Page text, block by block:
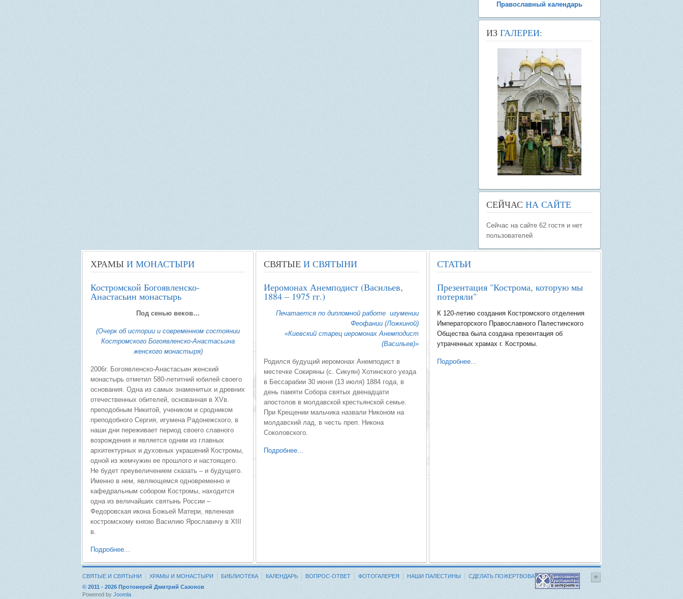
Православный календарь
ИЗ ГАЛЕРЕИ:
СЕЙЧАС НА САЙТЕ
Сейчас на сайте 62 гостя и нет
пользователей
ХРАМЫ И МОНАСТЫРИ
Костромской Богоявленско-
Анастасьин монастырь
Под сенью веков…
(Очерк об истории и современном состоянии
Костромского Богоявленско-Анастасьина
женского монастыря)
2006г. Богоявленско-Анастасьин женский
монастырь отметил 580-летитний юбилей своего
основания. Одна из самых знаменитых и древних
отечественных обителей, основанная в XVв.
преподобным Никитой, учеником и сродником
преподобного Сергия, игумена Радонежского, в
наши дни переживает период своего славного
возрождения и является одним из главных
архитектурных и духовных украшений Костромы,
одной из жемчужин ее прошлого и настоящего.
Не будет преувеличением сказать – и будущего.
Именно в нем, являющемся одновременно и
кафедральным собором Костромы, находится
одна из величайших святынь России –
Федоровская икона Божьей Матери, явленная
костромскому князю Василию Ярославичу в XIII
в.
Подробнее...
СВЯТЫЕ И СВЯТЫНИ
Иеромонах Анемподист (Васильев,
1884 – 1975 гг.)
Печатается по дипломной работе игумении
Феофании (Ложкиной)
«Киевский старец иеромонах Анемподист
(Васильев)»
Родился будущий иеромонах Анемподист в
местечке Сокиряны (с. Сикуян) Хотинского уезда
в Бессарабии 30 июня (13 июля) 1884 года, в
день памяти Собора святых двенадцати
апостолов в молдавской крестьянской семье.
При Крещении мальчика назвали Никоном на
молдавский лад, в честь преп. Никона
Соколовского.
Подробнее...
СТАТЬИ
Презентация "Кострома, которую мы
потеряли"
К 120-летию создания Костромского отделения
Императорского Православного Палестинского
Общества была создана презентация об
утраченных храмах г. Костромы.
Подробнее...
СВЯТЫЕ И СВЯТЫНИ ХРАМЫ И МОНАСТЫРИ БИБЛИОТЕКА КАЛЕНДАРЬ ВОПРОС-ОТВЕТ ФОТОГАЛЕРЕЯ НАШИ ПАЛЕСТИНЫ
СДЕЛАТЬ ПОЖЕРТВОВАНИЕ
© 2011 - 2026 Протоиерей Дмитрий Сазонов
Powered by Joomla